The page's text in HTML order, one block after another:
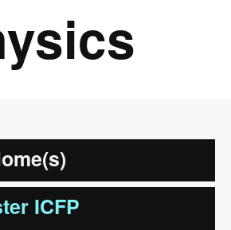
ICFP